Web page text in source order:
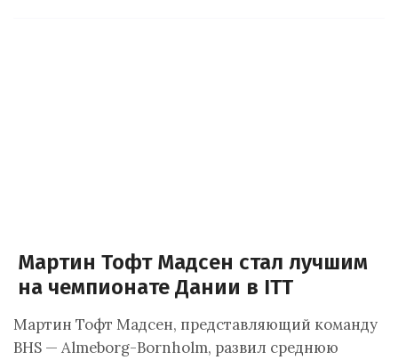
Мартин Тофт Мадсен стал лучшим
на чемпионате Дании в ITT
Мартин Тофт Мадсен, представляющий команду
BHS — Almeborg-Bornholm, развил среднюю